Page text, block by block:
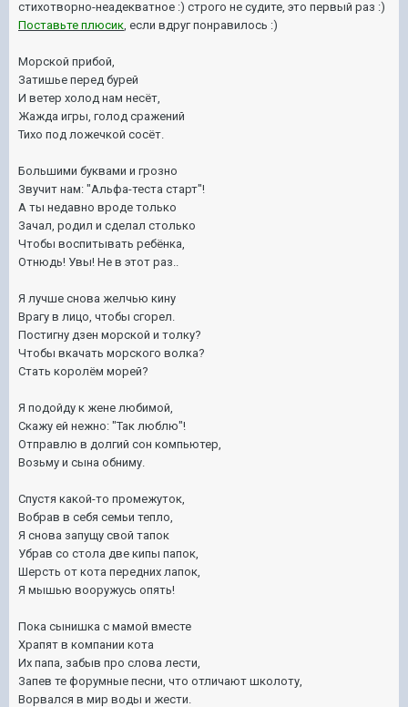
стихотворно-неадекватное :) строго не судите, это первый раз :)
Поставьте плюсик , если вдруг понравилось :)
Морской прибой,
Затишье перед бурей
И ветер холод нам несёт,
Жажда игры, голод сражений
Тихо под ложечкой сосёт.
Большими буквами и грозно
Звучит нам: "Альфа-теста старт"!
А ты недавно вроде только
Зачал, родил и сделал столько
Чтобы воспитывать ребёнка,
Отнюдь! Увы! Не в этот раз..
Я лучше снова желчью кину
Врагу в лицо, чтобы сгорел.
Постигну дзен морской и толку?
Чтобы вкачать морского волка?
Стать королём морей?
Я подойду к жене любимой,
Скажу ей нежно: "Так люблю"!
Отправлю в долгий сон компьютер,
Возьму и сына обниму.
Спустя какой-то промежуток,
Вобрав в себя семьи тепло,
Я снова запущу свой тапок
Убрав со стола две кипы папок,
Шерсть от кота передних лапок,
Я мышью вооружусь опять!
Пока сынишка с мамой вместе
Храпят в компании кота
Их папа, забыв про слова лести,
Запев те форумные песни, что отличают школоту,
Ворвался в мир воды и жести.